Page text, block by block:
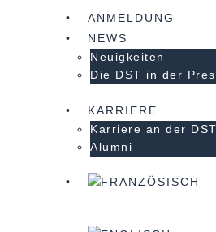
ANMELDUNG
NEWS
Neuigkeiten
Die DST in der
KARRIERE
Karriere an der DST
Alumni